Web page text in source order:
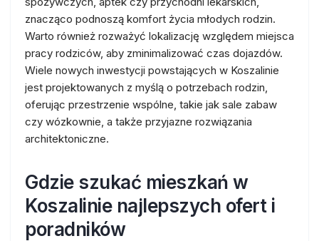
znacząco podnoszą komfort życia młodych rodzin.
Warto również rozważyć lokalizację względem miejsca
pracy rodziców, aby zminimalizować czas dojazdów.
Wiele nowych inwestycji powstających w Koszalinie
jest projektowanych z myślą o potrzebach rodzin,
oferując przestrzenie wspólne, takie jak sale zabaw
czy wózkownie, a także przyjazne rozwiązania
architektoniczne.
Gdzie szukać mieszkań w
Koszalinie najlepszych ofert i
poradników